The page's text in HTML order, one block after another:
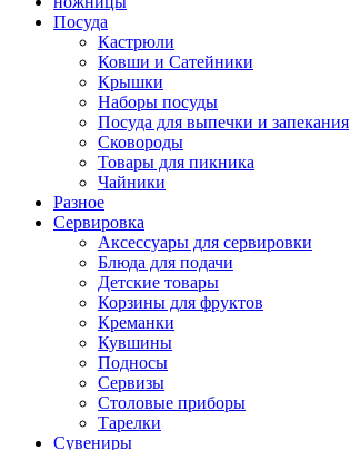
Посуда
Кастрюли
Ковши и Сатейники
Крышки
Наборы посуды
Посуда для выпечки и запекания
Сковороды
Товары для пикника
Чайники
Разное
Сервировка
Аксессуары для сервировки
Блюда для подачи
Детские товары
Корзины для фруктов
Креманки
Кувшины
Подносы
Сервизы
Столовые приборы
Тарелки
Сувениры